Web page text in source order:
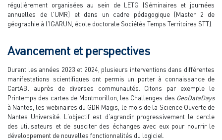
régulièrement organisées au sein de LETG (Séminaires et journées
annuelles de l'UMR) et dans un cadre pédagogique (Master 2 de
géographie à l'IGARUN, école doctorale Sociétés Temps Territoires STT).
Avancement et perspectives
Durant les années 2023 et 2024, plusieurs interventions dans différentes
manifestations scientifiques ont permis un porter à connaissance de
CartABl auprès de diverses communautés. Citons par exemple le
Printemps des cartes de Montmorillon, les Challenges des GeoDataDays
à Nantes, les webinaires du GDR Magis, le mois de la Science Ouverte de
Nantes Université. L'objectif est d'agrandir progressivement le cercle
des utilisateurs et de susciter des échanges avec eux pour nourrir le
développement de nouvelles fonctionnalités du logiciel.